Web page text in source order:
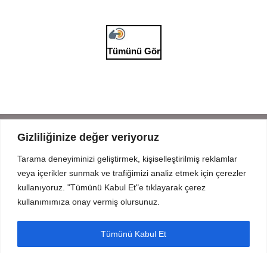
Gizliliğinize değer veriyoruz
Tarama deneyiminizi geliştirmek, kişiselleştirilmiş reklamlar
veya içerikler sunmak ve trafiğimizi analiz etmek için çerezler
kullanıyoruz. "Tümünü Kabul Et"e tıklayarak çerez
kullanımımıza onay vermiş olursunuz.
Tümünü Kabul Et
Tümünü Gör
Mahmut Şevket Paşa Cd. No 52 Beykoz Istanbul
+90 216 319 52 07
info@prodizayn.com.tr